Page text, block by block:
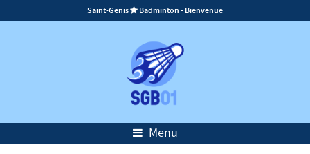
Saint-Genis Badminton - Bienvenue
Menu